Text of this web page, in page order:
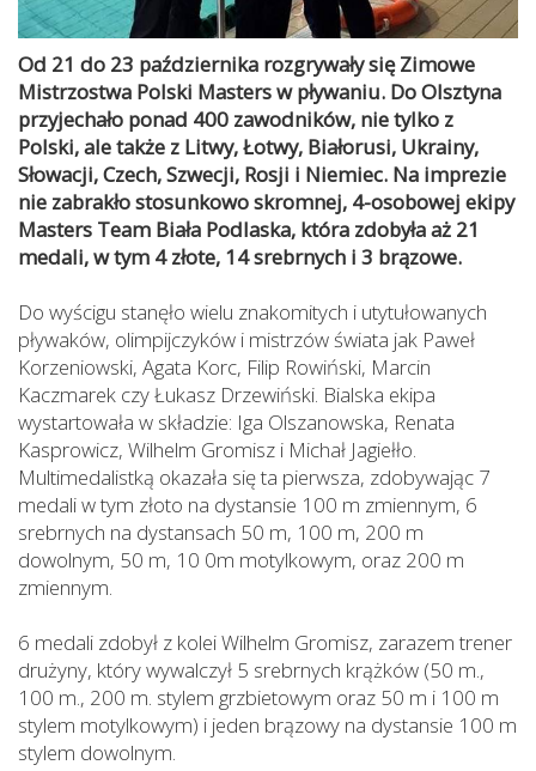
Od 21 do 23 października rozgrywały się Zimowe
Mistrzostwa Polski Masters w pływaniu. Do Olsztyna
przyjechało ponad 400 zawodników, nie tylko z
Polski, ale także z Litwy, Łotwy, Białorusi, Ukrainy,
Słowacji, Czech, Szwecji, Rosji i Niemiec. Na imprezie
nie zabrakło stosunkowo skromnej, 4-osobowej ekipy
Masters Team Biała Podlaska, która zdobyła aż 21
medali, w tym 4 złote, 14 srebrnych i 3 brązowe.
Do wyścigu stanęło wielu znakomitych i utytułowanych
pływaków, olimpijczyków i mistrzów świata jak Paweł
Korzeniowski, Agata Korc, Filip Rowiński, Marcin
Kaczmarek czy Łukasz Drzewiński. Bialska ekipa
wystartowała w składzie: Iga Olszanowska, Renata
Kasprowicz, Wilhelm Gromisz i Michał Jagiełło.
Multimedalistką okazała się ta pierwsza, zdobywając 7
medali w tym złoto na dystansie 100 m zmiennym, 6
srebrnych na dystansach 50 m, 100 m, 200 m
dowolnym, 50 m, 10 0m motylkowym, oraz 200 m
zmiennym.
6 medali zdobył z kolei Wilhelm Gromisz, zarazem trener
drużyny, który wywalczył 5 srebrnych krążków (50 m.,
100 m., 200 m. stylem grzbietowym oraz 50 m i 100 m
stylem motylkowym) i jeden brązowy na dystansie 100 m
stylem dowolnym.